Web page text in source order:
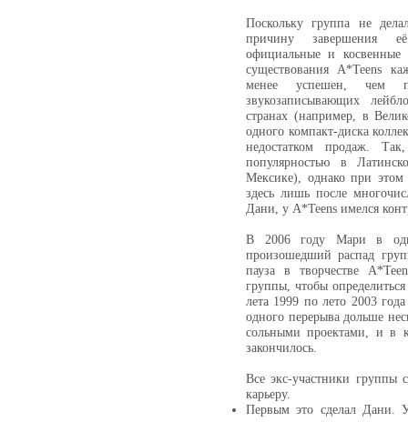
Поскольку группа не
причину завершения её
официальные и косвенные
существования A*Teens
менее успешен, чем
звукозаписывающих
странах (например, в
одного компакт-диска
недостатком продаж.
популярностью в
Мексике), однако при
здесь лишь после
Дани, у A*Teens имелся
В 2006 году Мари в
произошедший распад
пауза в творчестве
группы, чтобы
лета 1999 по лето 2003
одного перерыва дольше
сольными проектами, и в
закончилось.
Все экс-участники группы
карьеру.
Первым это сделал Дани.